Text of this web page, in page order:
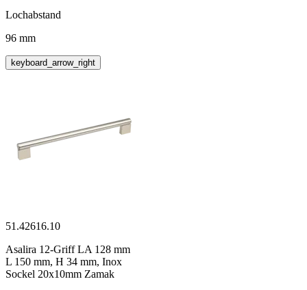
Lochabstand
96 mm
keyboard_arrow_right
51.42616.10
Asalira 12-Griff LA 128 mm
L 150 mm, H 34 mm, Inox
Sockel 20x10mm Zamak